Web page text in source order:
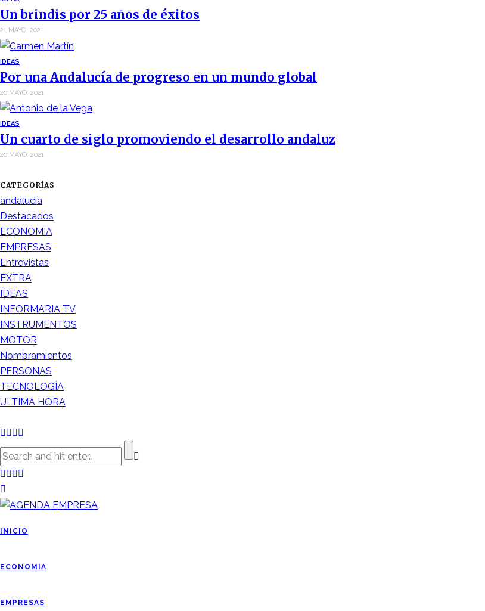
Un brindis por 25 años de éxitos
21 MAYO, 2021
IDEAS
Por una Andalucía de progreso en un mundo global
20 MAYO, 2021
IDEAS
Un cuarto de siglo promoviendo el desarrollo andaluz
20 MAYO, 2021
CATEGORÍAS
andalucia
Destacados
ECONOMIA
EMPRESAS
Entrevistas
EXTRA
IDEAS
INFORMARIA TV
INSTRUMENTOS
MOTOR
Nombramientos
PERSONAS
TECNOLOGÍA
ULTIMA HORA
INICIO
ECONOMIA
EMPRESAS